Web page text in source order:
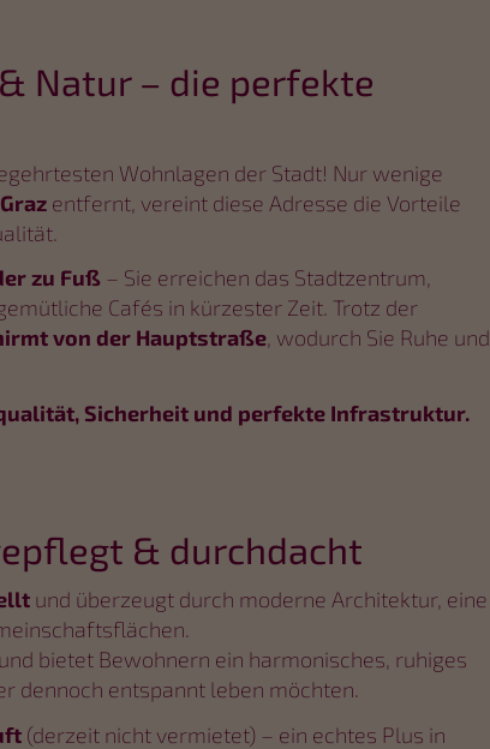
Natur – die perfekte
Wohnlagen der Stadt! Nur wenige
entfernt, vereint diese Adresse die Vorteile
zu Fuß – Sie erreichen das Stadtzentrum,
Cafés in kürzester Zeit. Trotz der
von der Hauptstraße, wodurch Sie Ruhe und
Sicherheit und perfekte Infrastruktur.
& durchdacht
und überzeugt durch moderne Architektur, eine
und bietet Bewohnern ein harmonisches, ruhiges
dennoch entspannt leben möchten.
(derzeit nicht vermietet) – ein echtes Plus in